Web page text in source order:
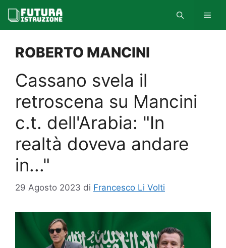
contenuto
ROBERTO MANCINI
Cassano svela il
retroscena su Mancini
c.t. dell'Arabia: "In
realtà doveva andare
in..."
29 Agosto 2023 di Francesco Li Volti